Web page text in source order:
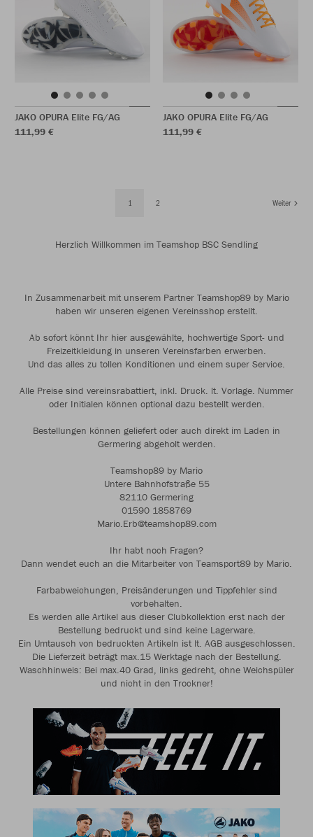
JAKO OPURA Elite FG/AG
111,99 €
JAKO OPURA Elite FG/AG
111,99 €
1 2 Weiter
Herzlich Willkommen im Teamshop BSC Sendling
In Zusammenarbeit mit unserem Partner Teamshop89 by Mario
haben wir unseren eigenen Vereinsshop erstellt.
Ab sofort könnt Ihr hier ausgewählte, hochwertige Sport- und
Freizeitkleidung in unseren Vereinsfarben erwerben.
Und das alles zu tollen Konditionen und einem super Service.
Alle Preise sind vereinsrabattiert, inkl. Druck. lt. Vorlage. Nummer
oder Initialen können optional dazu bestellt werden.
Bestellungen können geliefert oder auch direkt im Laden in
Germering abgeholt werden.
Teamshop89 by Mario
Untere Bahnhofstraße 55
82110 Germering
01590 1858769
Mario.Erb@teamshop89.com
Ihr habt noch Fragen?
Dann wendet euch an die Mitarbeiter von Teamsport89 by Mario.
Farbabweichungen, Preisänderungen und Tippfehler sind
vorbehalten.
Es werden alle Artikel aus dieser Clubkollektion erst nach der
Bestellung bedruckt und sind keine Lagerware.
Ein Umtausch von bedruckten Artikeln ist lt. AGB ausgeschlossen.
Die Lieferzeit beträgt max.15 Werktage nach der Bestellung.
Waschhinweis: Bei max.40 Grad, links gedreht, ohne Weichspüler
und nicht in den Trockner!